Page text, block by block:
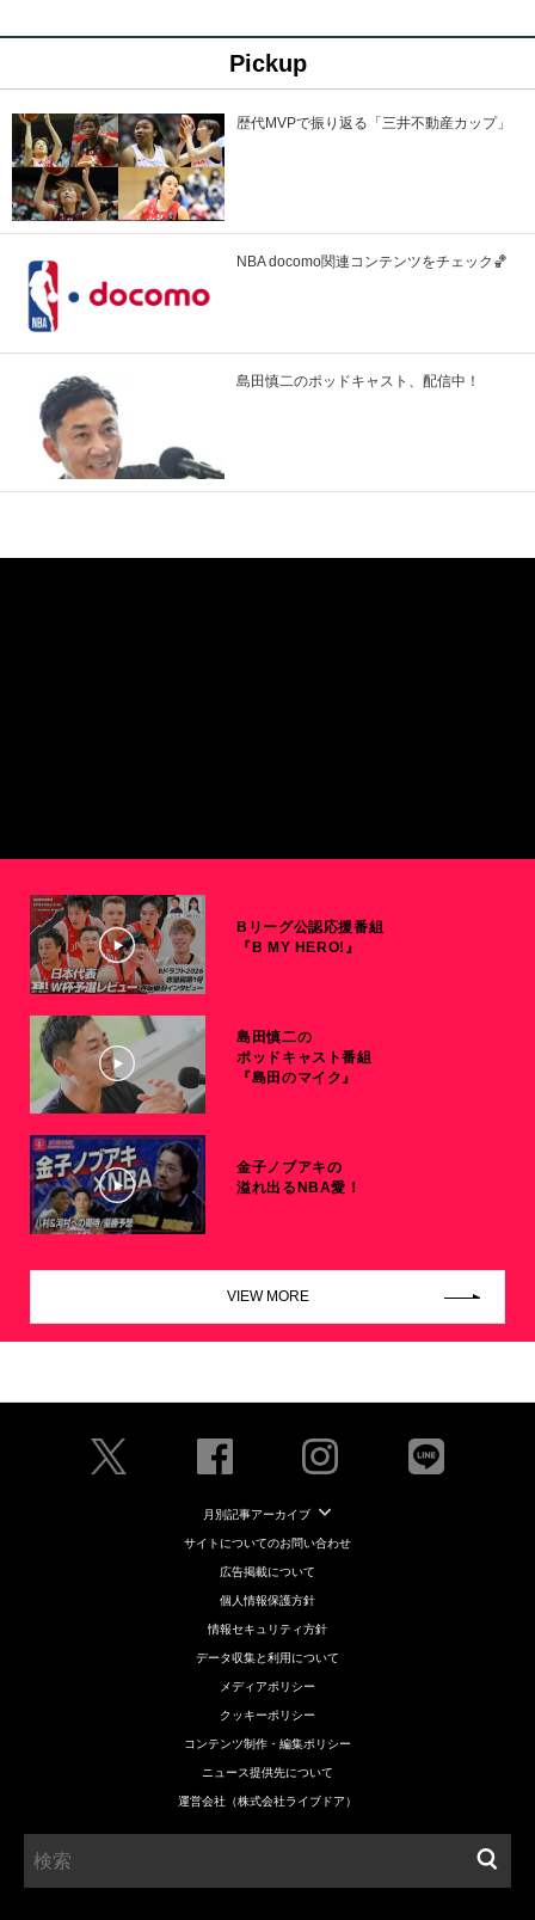
Pickup
歴代MVPで振り返る「三井不動産カップ」
NBA docomo関連コンテンツをチェック🏀
島田慎二のポッドキャスト、配信中！
Bリーグ公認応援番組
『B MY HERO!』
島田慎二の
ポッドキャスト番組
『島田のマイク』
金子ノブアキの
溢れ出るNBA愛！
VIEW MORE
月別記事アーカイブ
サイトについてのお問い合わせ
広告掲載について
個人情報保護方針
情報セキュリティ方針
データ収集と利用について
メディアポリシー
クッキーポリシー
コンテンツ制作・編集ポリシー
ニュース提供先について
運営会社（株式会社ライブドア）